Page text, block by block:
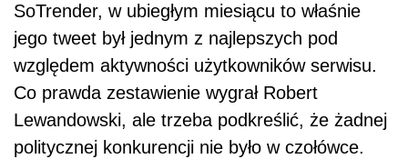
SoTrender, w ubiegłym miesiącu to właśnie
jego tweet był jednym z najlepszych pod
względem aktywności użytkowników serwisu.
Co prawda zestawienie wygrał Robert
Lewandowski, ale trzeba podkreślić, że żadnej
politycznej konkurencji nie było w czołówce.